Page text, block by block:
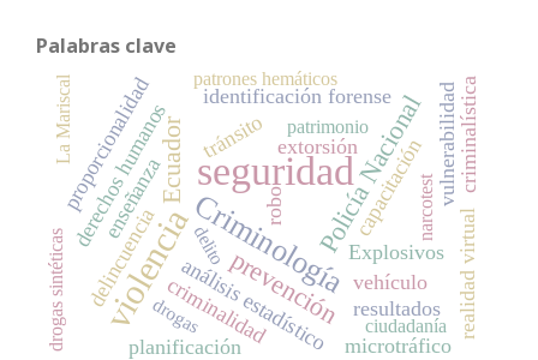
Palabras clave
seguridad
violenciaCriminologíaPolicía Nacional
prevención
Ecuador
análisis estadístico
Explosivos
criminalidad
capacitaciónvulnerabilidad
derechos humanos robo
tránsito
identificación forense
enseñanza
vehículo
delincuencia
resultados
planificación
criminalística
realidad virtual
proporcionalidad
microtráfico
extorsión
patrones hemáticos
delito
patrimonio
narcotest
La Mariscal
drogas ciudadanía
drogas sintéticas